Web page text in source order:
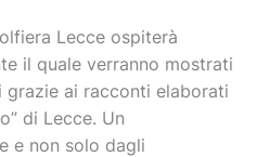
Lecce ospiterà
il quale verranno mostrati
ai racconti elaborati
di Lecce. Un
e non solo dagli